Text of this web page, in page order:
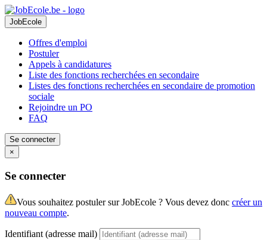
JobEcole
Offres d'emploi
Postuler
Appels à candidatures
Liste des fonctions recherchées en secondaire
Listes des fonctions recherchées en secondaire de promotion
sociale
Rejoindre un PO
FAQ
Se connecter
×
Se connecter
Vous souhaitez postuler sur JobEcole ? Vous devez donc créer un
nouveau compte.
Identifiant (adresse mail)